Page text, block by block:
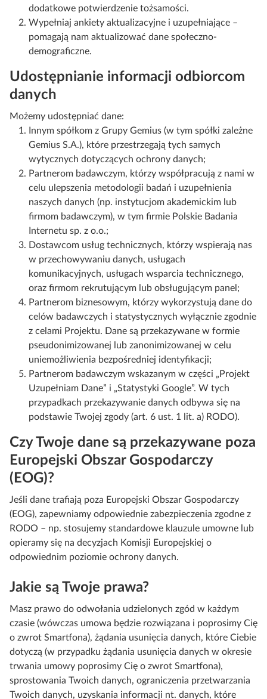
dodatkowe potwierdzenie tożsamości.
Wypełniaj ankiety aktualizacyjne i uzupełniające –
pomagają nam aktualizować dane społeczno-
demograficzne.
Udostępnianie informacji odbiorcom
danych
Możemy udostępniać dane:
Innym spółkom z Grupy Gemius (w tym spółki zależne
Gemius S.A.), które przestrzegają tych samych
wytycznych dotyczących ochrony danych;
Partnerom badawczym, którzy współpracują z nami w
celu ulepszenia metodologii badań i uzupełnienia
naszych danych (np. instytucjom akademickim lub
firmom badawczym), w tym firmie Polskie Badania
Internetu sp. z o.o.;
Dostawcom usług technicznych, którzy wspierają nas
w przechowywaniu danych, usługach
komunikacyjnych, usługach wsparcia technicznego,
oraz firmom rekrutującym lub obsługującym panel;
Partnerom biznesowym, którzy wykorzystują dane do
celów badawczych i statystycznych wyłącznie zgodnie
z celami Projektu. Dane są przekazywane w formie
pseudonimizowanej lub zanonimizowanej w celu
uniemożliwienia bezpośredniej identyfikacji;
Partnerom badawczym wskazanym w części „Projekt
Uzupełniam Dane” i „Statystyki Google”. W tych
przypadkach przekazywanie danych odbywa się na
podstawie Twojej zgody (art. 6 ust. 1 lit. a) RODO).
Czy Twoje dane są przekazywane poza
Europejski Obszar Gospodarczy
(EOG)?
Jeśli dane trafiają poza Europejski Obszar Gospodarczy
(EOG), zapewniamy odpowiednie zabezpieczenia zgodne z
RODO – np. stosujemy standardowe klauzule umowne lub
opieramy się na decyzjach Komisji Europejskiej o
odpowiednim poziomie ochrony danych.
Jakie są Twoje prawa?
Masz prawo do odwołania udzielonych zgód w każdym
czasie (wówczas umowa będzie rozwiązana i poprosimy Cię
o zwrot Smartfona), żądania usunięcia danych, które Ciebie
dotyczą (w przypadku żądania usunięcia danych w okresie
trwania umowy poprosimy Cię o zwrot Smartfona),
sprostowania Twoich danych, ograniczenia przetwarzania
Twoich danych, uzyskania informacji nt. danych, które